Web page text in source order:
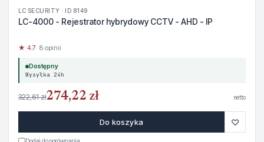
LC SECURITY · ID 8149
LC-4000 - Rejestrator hybrydowy CCTV - AHD - IP
★ 4.7· 8 opinii
Dostępny
Wysyłka 24h
322,61 zł274,22 zł netto
Do koszyka ♡